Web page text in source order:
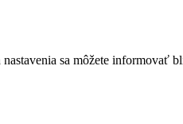
sa môžete informovať